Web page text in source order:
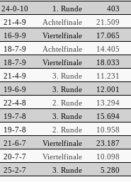
24-0-10 1. Runde 403
21-4-9 Achtelfinale 21.509
16-9-9 Viertelfinale 17.065
18-7-9 Achtelfinale 14.405
18-7-9 Viertelfinale 18.033
21-4-9 3. Runde 11.231
19-6-9 3. Runde 12.001
22-4-8 2. Runde 13.294
19-7-8 3. Runde 15.694
19-7-8 2. Runde 10.958
21-6-7 Viertelfinale 23.187
20-7-7 Viertelfinale 10.098
25-2-7 3. Runde 5.280